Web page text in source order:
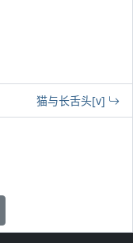
猫与长舌头[v]